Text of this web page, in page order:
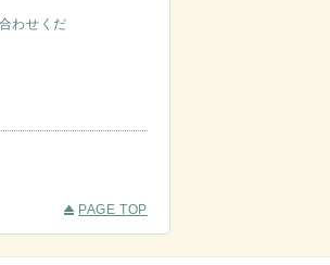
わせくだ
PAGE TOP